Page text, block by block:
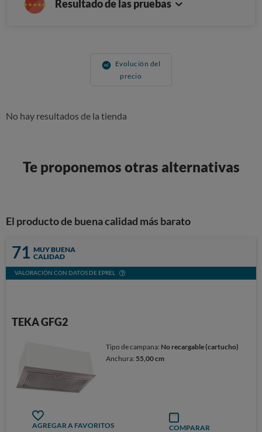
Resultado de las pruebas
Evolución del
precio
No hay resultados de la tienda
Te proponemos otras alternativas
El producto de buena calidad más barato
71 MUY BUENA
CALIDAD
VALORACIÓN CON DATOS DE EPREL
TEKA GFG2
Tipo de campana: No recargable (cartucho)
Anchura: 55,00 cm
AGREGAR A FAVORITOS COMPARAR